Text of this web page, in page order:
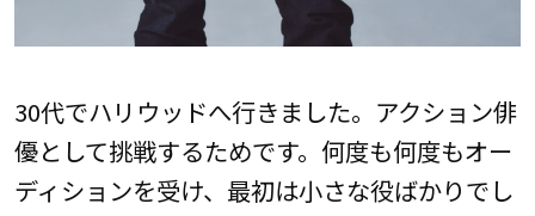
30代でハリウッドへ行きました。アクション俳
優として挑戦するためです。何度も何度もオー
ディションを受け、最初は小さな役ばかりでし